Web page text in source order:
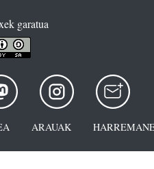
garatua
ARAUAK